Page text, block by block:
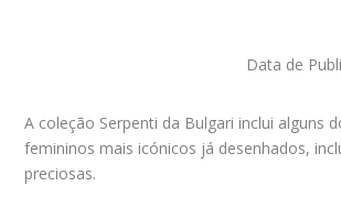
Data de
A coleção Serpenti da Bulgari inclui alguns
femininos mais icónicos já desenhados,
preciosas.